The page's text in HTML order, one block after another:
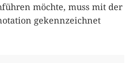
möchte, muss mit der
gekennzeichnet